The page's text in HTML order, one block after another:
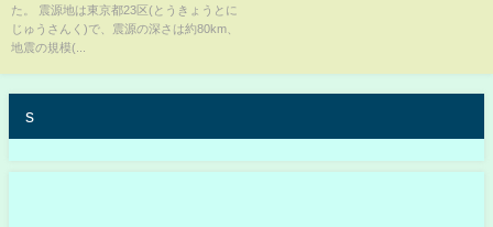
た。 震源地は東京都23区(とうきょうとに
じゅうさんく)で、震源の深さは約80km、
地震の規模(...
s